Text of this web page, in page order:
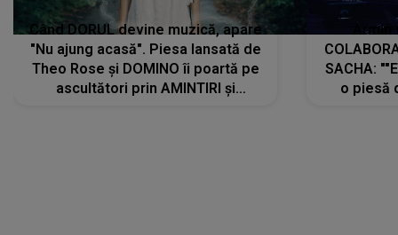
Când DORUL devine muzică, apare
"Nu ajung acasă". Piesa lansată de
Theo Rose și DOMINO îi poartă pe
ascultători prin AMINTIRI și
SACHA:
o piesă